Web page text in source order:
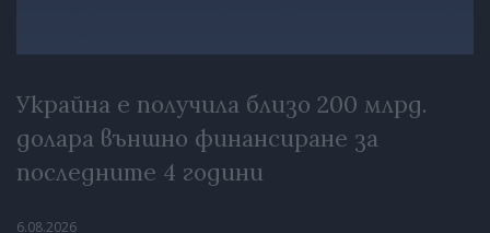
Украйна е получила близо 200 млрд.
долара външно финансиране за
последните 4 години
6.08.2026